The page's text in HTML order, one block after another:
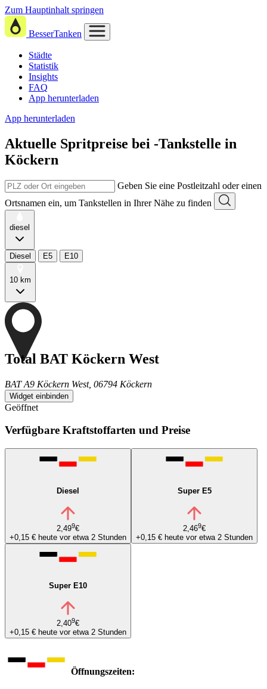
Zum Hauptinhalt springen
BesserTanken
Städte
Statistik
Insights
FAQ
App herunterladen
App herunterladen
Aktuelle Spritpreise bei -Tankstelle in
Köckern
Geben Sie eine Postleitzahl oder einen
Ortsnamen ein, um Tankstellen in Ihrer Nähe zu finden
diesel
Diesel E5 E10
10 km
Total BAT Köckern West
BAT A9 Köckern West, 06794 Köckern
Widget einbinden
Geöffnet
Verfügbare Kraftstoffarten und Preise
Diesel
2,499€
+0,15 € heute vor etwa 2 Stunden
Super E5
2,469€
+0,15 € heute vor etwa 2 Stunden
Super E10
2,409€
+0,15 € heute vor etwa 2 Stunden
Öffnungszeiten: